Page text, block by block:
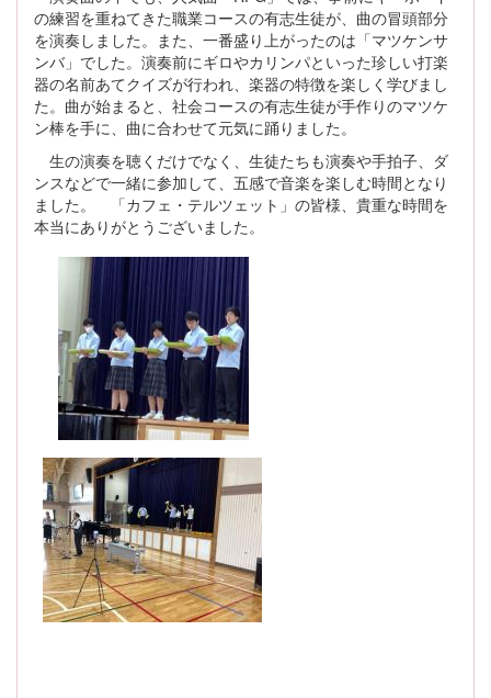
の練習を重ねてきた職業コースの有志生徒が、曲の冒頭部分
を演奏しました。また、一番盛り上がったのは「マツケンサ
ンバ」でした。演奏前にギロやカリンパといった珍しい打楽
器の名前あてクイズが行われ、楽器の特徴を楽しく学びまし
た。曲が始まると、社会コースの有志生徒が手作りのマツケ
ン棒を手に、曲に合わせて元気に踊りました。
生の演奏を聴くだけでなく、生徒たちも演奏や手拍子、ダ
ンスなどで一緒に参加して、五感で音楽を楽しむ時間となり
ました。 「カフェ・テルツェット」の皆様、貴重な時間を
本当にありがとうございました。